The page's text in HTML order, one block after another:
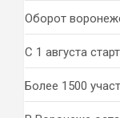
Оборот
С 1 августа
Более 1500